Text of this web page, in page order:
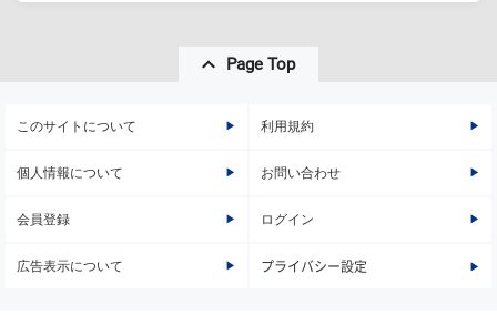
Page Top
このサイトについて 利用規約
個人情報について お問い合わせ
会員登録 ログイン
広告表示について プライバシー設定